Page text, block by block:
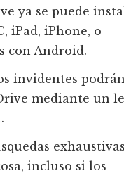
ya se puede
iPad, iPhone, o
con Android.
invidentes podrán
mediante un
incluso si los